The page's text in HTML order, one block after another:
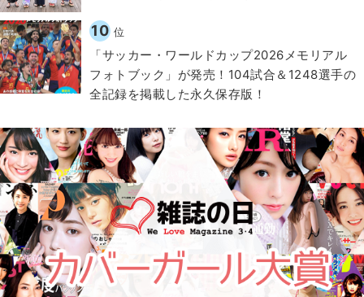
10 位
「サッカー・ワールドカップ2026メモリアル
フォトブック」が発売！104試合＆1248選手の
全記録を掲載した永久保存版！